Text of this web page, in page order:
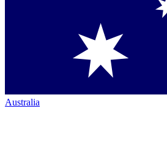
Australia